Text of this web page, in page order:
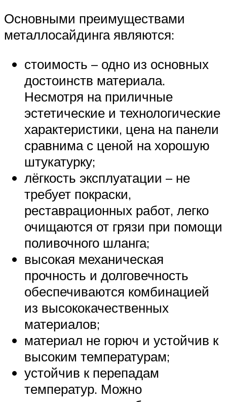
Основными преимуществами
металлосайдинга являются:
стоимость – одно из основных
достоинств материала.
Несмотря на приличные
эстетические и технологические
характеристики, цена на панели
сравнима с ценой на хорошую
штукатурку;
лёгкость эксплуатации – не
требует покраски,
реставрационных работ, легко
очищаются от грязи при помощи
поливочного шланга;
высокая механическая
прочность и долговечность
обеспечиваются комбинацией
из высококачественных
материалов;
материал не горюч и устойчив к
высоким температурам;
устойчив к перепадам
температур. Можно